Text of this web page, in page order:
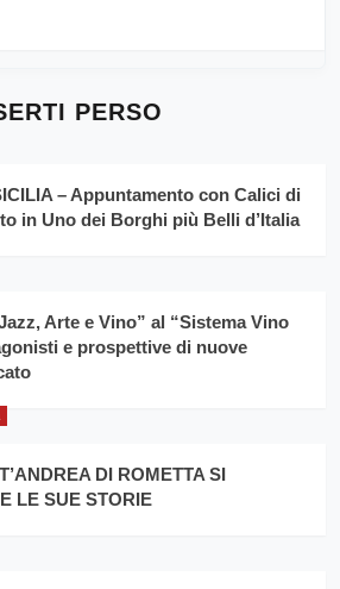
PERSO
– Appuntamento con Calici di
in Uno dei Borghi più Belli d’Italia
Arte e Vino” al “Sistema Vino
e prospettive di nuove
DI ROMETTA SI
LE SUE STORIE